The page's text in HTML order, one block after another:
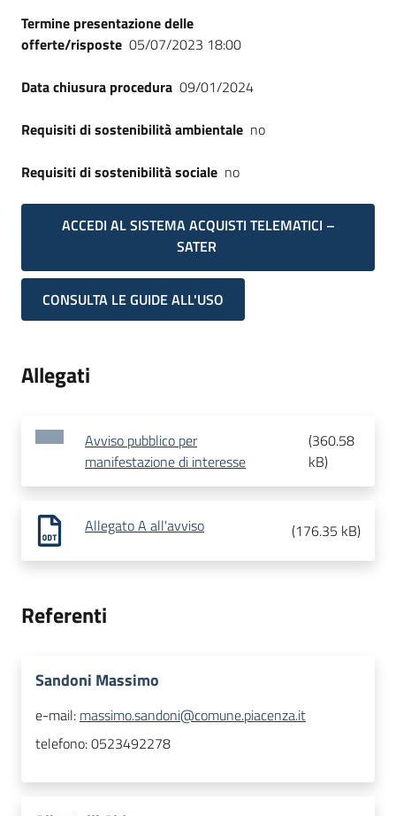
Termine presentazione delle
offerte/risposte 05/07/2023 18:00
Data chiusura procedura 09/01/2024
Requisiti di sostenibilità ambientale no
Requisiti di sostenibilità sociale no
ACCEDI AL SISTEMA ACQUISTI TELEMATICI –
SATER
CONSULTA LE GUIDE ALL'USO
Allegati
Avviso pubblico per
manifestazione di interesse
(360.58
kB)
Allegato A all'avviso (176.35 kB)
Referenti
Sandoni Massimo
e-mail: massimo.sandoni@comune.piacenza.it
telefono:0523492278